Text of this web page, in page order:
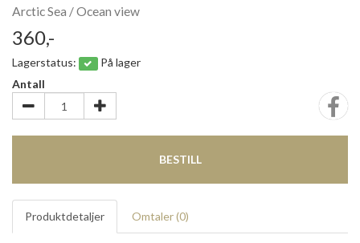
Arctic Sea / Ocean view
360,-
Lagerstatus:
På lager
Antall
BESTILL
Produktdetaljer Omtaler (0)